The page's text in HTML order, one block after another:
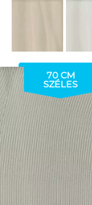
70 CM
SZÉLES